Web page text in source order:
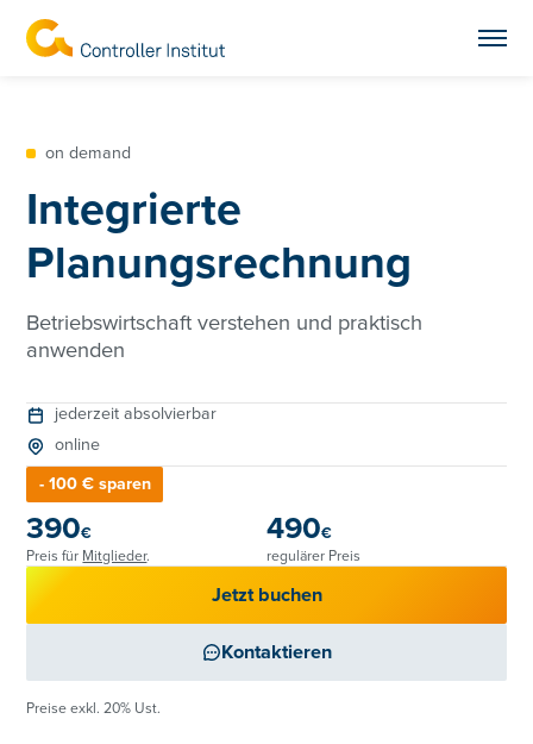
on demand
Integrierte
Planungsrechnung
Betriebswirtschaft verstehen und praktisch
anwenden
jederzeit absolvierbar
online
- 100 € sparen
390€
Preis für Mitglieder.
490€
regulärer Preis
Jetzt buchen
Kontaktieren
Preise exkl. 20% Ust.